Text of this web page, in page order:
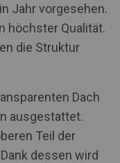
Jahr vorgesehen.
höchster Qualität.
die Struktur
Dach
ausgestattet.
Teil der
dessen wird